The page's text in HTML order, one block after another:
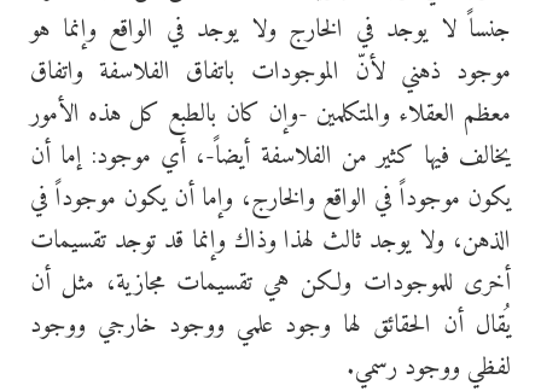
جنساً لا يوجد في الخارج ولا يوجد في الواقع وإنما هو
موجود ذهني لأنّ الموجودات باتفاق الفلاسفة واتفاق
معظم العقلاء والمتكلمين -وإن كان بالطبع كل هذه الأمور
يخالف فيها كثير من الفلاسفة أيضاً-، أي موجود: إما أن
يكون موجوداً في الواقع والخارج، وإما أن يكون موجوداً في
الذهن، ولا يوجد ثالث لهذا وذاك وإنما قد توجد تقسيمات
أخرى للموجودات ولكن هي تقسيمات مجازية، مثل أن
يُقال أن الحقائق لها وجود علمي ووجود خارجي ووجود
لفظي ووجود رسمي.